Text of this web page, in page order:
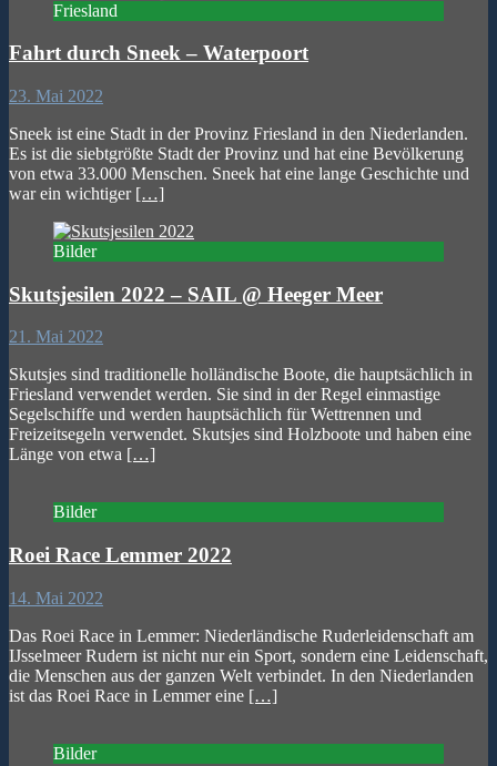
Friesland
Fahrt durch Sneek – Waterpoort
23. Mai 2022
Sneek ist eine Stadt in der Provinz Friesland in den Niederlanden.
Es ist die siebtgrößte Stadt der Provinz und hat eine Bevölkerung
von etwa 33.000 Menschen. Sneek hat eine lange Geschichte und
war ein wichtiger […]
Bilder
Skutsjesilen 2022 – SAIL @ Heeger Meer
21. Mai 2022
Skutsjes sind traditionelle holländische Boote, die hauptsächlich in
Friesland verwendet werden. Sie sind in der Regel einmastige
Segelschiffe und werden hauptsächlich für Wettrennen und
Freizeitsegeln verwendet. Skutsjes sind Holzboote und haben eine
Länge von etwa […]
Bilder
Roei Race Lemmer 2022
14. Mai 2022
Das Roei Race in Lemmer: Niederländische Ruderleidenschaft am
IJsselmeer Rudern ist nicht nur ein Sport, sondern eine Leidenschaft,
die Menschen aus der ganzen Welt verbindet. In den Niederlanden
ist das Roei Race in Lemmer eine […]
Bilder